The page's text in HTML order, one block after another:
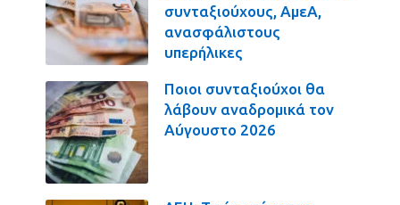
συνταξιούχους, ΑμεΑ,
ανασφάλιστους
υπερήλικες
Ποιοι συνταξιούχοι θα
λάβουν αναδρομικά τον
Αύγουστο 2026